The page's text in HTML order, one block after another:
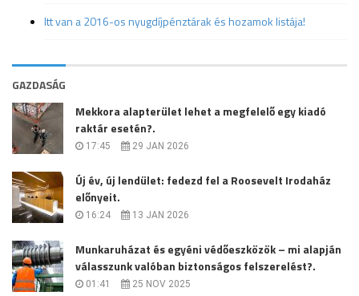
Itt van a 2016-os nyugdíjpénztárak és hozamok listája!
GAZDASÁG
Mekkora alapterület lehet a megfelelő egy kiadó
raktár esetén?.
17:45 29 JAN 2026
Új év, új lendület: fedezd fel a Roosevelt Irodaház
előnyeit.
16:24 13 JAN 2026
Munkaruházat és egyéni védőeszközök – mi alapján
válasszunk valóban biztonságos felszerelést?.
01:41 25 NOV 2025